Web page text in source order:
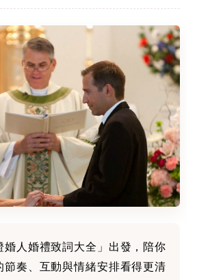
婚人婚禮致詞大全」出發，陪你
節奏、互動與情緒安排看得更清